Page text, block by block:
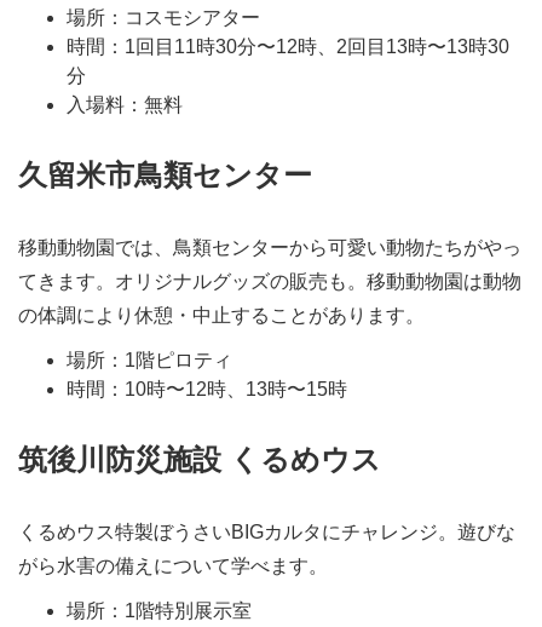
場所：コスモシアター
時間：1回目11時30分〜12時、2回目13時〜13時30
分
入場料：無料
久留米市鳥類センター
移動動物園では、鳥類センターから可愛い動物たちがやっ
てきます。オリジナルグッズの販売も。移動動物園は動物
の体調により休憩・中止することがあります。
場所：1階ピロティ
時間：10時〜12時、13時〜15時
筑後川防災施設 くるめウス
くるめウス特製ぼうさいBIGカルタにチャレンジ。遊びな
がら水害の備えについて学べます。
場所：1階特別展示室